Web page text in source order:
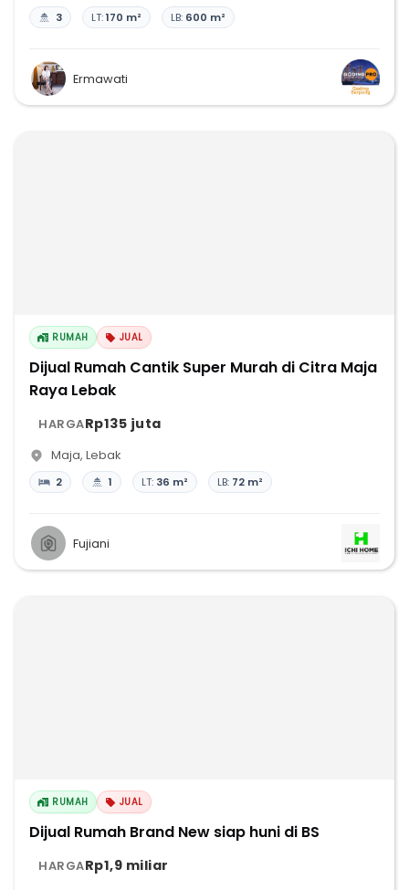
3 LT:170 m² LB: 600 m²
Ermawati
RUMAH JUAL
Dijual Rumah Cantik Super Murah di Citra Maja
Raya Lebak
HARGARp135 juta
Maja, Lebak
2 1 LT: 36 m² LB: 72 m²
Fujiani
RUMAH JUAL
Dijual Rumah Brand New siap huni di BS
HARGARp1,9 miliar